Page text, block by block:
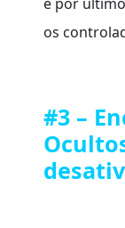
os
#3 –